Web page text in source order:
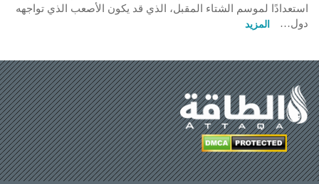
استعدادًا لموسم الشتاء المقبل، الذي قد يكون الأصعب الذي تواجهه
دول…
المزيد